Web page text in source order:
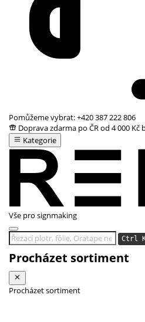
Pomůžeme vybrat:+420 387 222 806
Doprava zdarma po ČR od 4 000 Kč
Kategorie
Vše pro signmaking
Ctrl
Procházet sortiment
Procházet sortiment